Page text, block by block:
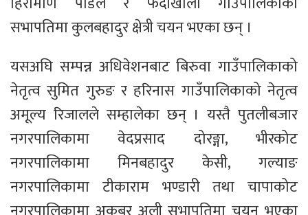
सभापतिमा कुलबहादुर क्षेत्री चयन भएका छन् ।
यसअघि सम्पन्न अधिवेशनबाट बिरुवा गाउँपालिकाको
नेतृत्व सुमित गुरुङ र हरिनास गाउँपालिकाको नेतृत्व
अमूल्य रिजालले सम्हालेका छन् । यस्तै पुतलीबजार
नगरपालिकामा वेदप्रसाद दोरङ्गा, भीरकोट
नगरपालिकामा मिनबहादुर केसी, गल्याङ
नगरपालिकामा टीकाराम भण्डारी तथा चापाकोट